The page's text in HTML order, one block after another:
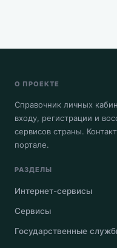
О ПРОЕКТЕ
Справочник личных
входу, регистрации и
сервисов страны.
портале.
РАЗДЕЛЫ
Интернет-сервисы
Сервисы
Государственные